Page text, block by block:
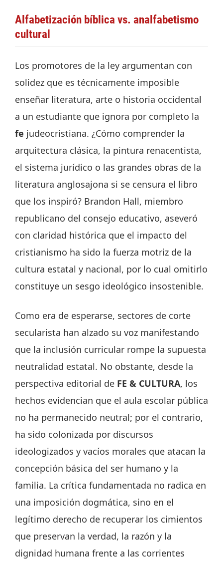
Alfabetización bíblica vs. analfabetismo
cultural
Los promotores de la ley argumentan con
solidez que es técnicamente imposible
enseñar literatura, arte o historia occidental
a un estudiante que ignora por completo la
fe judeocristiana. ¿Cómo comprender la
arquitectura clásica, la pintura renacentista,
el sistema jurídico o las grandes obras de la
literatura anglosajona si se censura el libro
que los inspiró? Brandon Hall, miembro
republicano del consejo educativo, aseveró
con claridad histórica que el impacto del
cristianismo ha sido la fuerza motriz de la
cultura estatal y nacional, por lo cual omitirlo
constituye un sesgo ideológico insostenible.
Como era de esperarse, sectores de corte
secularista han alzado su voz manifestando
que la inclusión curricular rompe la supuesta
neutralidad estatal. No obstante, desde la
perspectiva editorial de FE & CULTURA, los
hechos evidencian que el aula escolar pública
no ha permanecido neutral; por el contrario,
ha sido colonizada por discursos
ideologizados y vacíos morales que atacan la
concepción básica del ser humano y la
familia. La crítica fundamentada no radica en
una imposición dogmática, sino en el
legítimo derecho de recuperar los cimientos
que preservan la verdad, la razón y la
dignidad humana frente a las corrientes